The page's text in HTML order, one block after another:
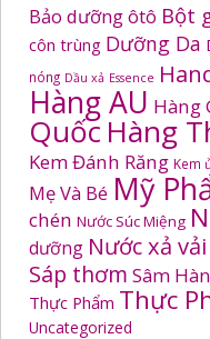
Bảo dưỡng ôtô Bột
côn trùng Dưỡng Da
nóng Dầu xả Essence
Hàng AU Hàng
Quốc Hàng
Kem Đánh Răng Kem
Mẹ Và Bé Mỹ
chén Nước Súc Miệng
dưỡng Nước xả vải
Sáp thơm Sâm
Thực Phẩm Thực
Uncategorized